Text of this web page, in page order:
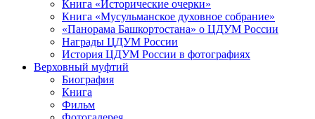
Книга «Исторические очерки»
Книга «Мусульманское духовное собрание»
«Панорама Башкортостана» о ЦДУМ России
Награды ЦДУМ России
История ЦДУМ России в фотографиях
Верховный муфтий
Биография
Книга
Фильм